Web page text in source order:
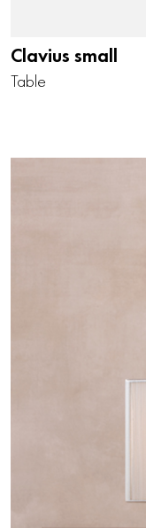
Clavius small
Table